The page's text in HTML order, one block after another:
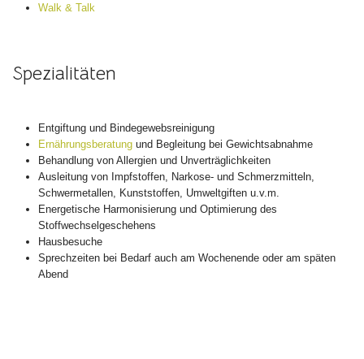
Walk & Talk
Spezialitäten
Entgiftung und Bindegewebsreinigung
Ernährungsberatung und Begleitung bei Gewichtsabnahme
Behandlung von Allergien und Unverträglichkeiten
Ausleitung von Impfstoffen, Narkose- und Schmerzmitteln,
Schwermetallen, Kunststoffen, Umweltgiften u.v.m.
Energetische Harmonisierung und Optimierung des
Stoffwechselgeschehens
Hausbesuche
Sprechzeiten bei Bedarf auch am Wochenende oder am späten
Abend